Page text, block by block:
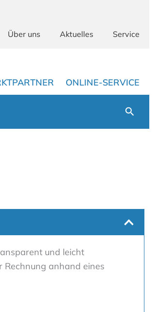
Über uns Aktuelles Service
ONLINE-SERVICE
Suchen
und leicht
Rechnung anhand eines